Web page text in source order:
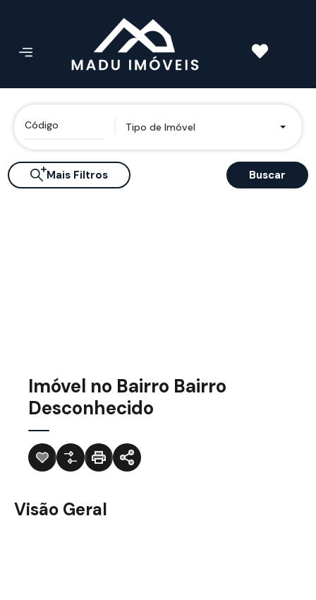
Tipo de Imóvel
Mais Filtros Buscar
Imóvel no Bairro Bairro
Desconhecido
Visão Geral